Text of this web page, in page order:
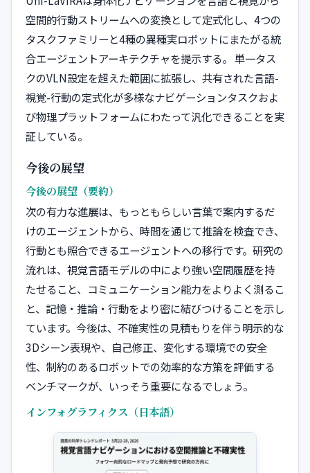
空間的行動ストリームへの変換として定式化し、4つの
タスクファミリーと4種の異種実ロボットにまたがる統
合エージェントアーキテクチャを提示する。 単一タス
クのVLN設定を超えた範囲に拡張し、共有された言語-
視覚-行動の定式化が多様なナビゲーションタスクおよ
び物理プラットフォームにわたって汎化できることを実
証している。
今後の展望
今後の展望（要約）
次の有力な進展は、もっともらしい言葉で案内するだ
けのエージェントから、時間を通じて推論を検査でき、
行動とも照合できるエージェントへの移行です。研究の
流れは、視覚言語モデルの中により強い空間履歴を持
たせること、コミュニケーション能力をよりよく測るこ
と、記憶・推論・行動をより密に結びつけることを示し
ています。今後は、不確実性の見積もりを伴う明示的な
3Dシーン表現や、自己修正、変化する環境での安全
性、制約のあるロボットでの効率的な方策を評価する
ベンチマークが、いっそう重要になるでしょう。
インフォグラフィクス（日本語）